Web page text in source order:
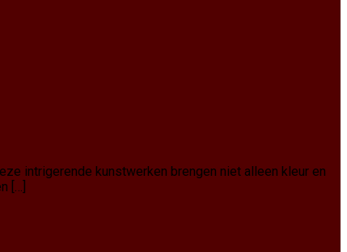
intrigerende kunstwerken brengen niet alleen kleur en
[…]